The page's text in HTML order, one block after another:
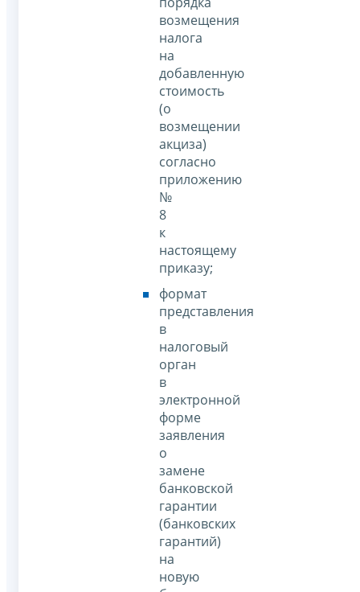
возмещения
налога
на
добавленную
стоимость
(о
возмещении
акциза)
согласно
приложению
№
8
к
настоящему
приказу;
формат
представления
в
налоговый
орган
в
электронной
форме
заявления
о
замене
банковской
гарантии
(банковских
гарантий)
на
новую